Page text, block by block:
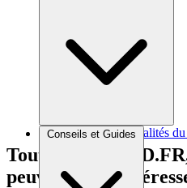
Brèves et actus Actualités du
Conseils et Guides
Tout comme
peuvent vous